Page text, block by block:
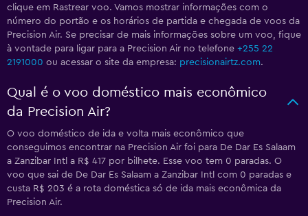
clique em Rastrear voo. Vamos mostrar informações com o
número do portão e os horários de partida e chegada de voos da
Precision Air. Se precisar de mais informações sobre um voo, fique
à vontade para ligar para a Precision Air no telefone +255 22
2191000 ou acessar o site da empresa: precisionairtz.com.
Qual é o voo doméstico mais econômico
da Precision Air?
O voo doméstico de ida e volta mais econômico que
conseguimos encontrar na Precision Air foi para De Dar Es Salaam
a Zanzibar Intl a R$ 417 por bilhete. Esse voo tem 0 paradas. O
voo que sai de De Dar Es Salaam a Zanzibar Intl com 0 paradas e
custa R$ 203 é a rota doméstica só de ida mais econômica da
Precision Air.